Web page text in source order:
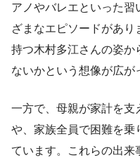
アノやバレエといった習
ざまなエピソードがあ
持つ木村多江さんの姿か
ないかという想像が広が
一方で、母親が家計を支
や、家族全員で困難を乗
ています。これらの出来